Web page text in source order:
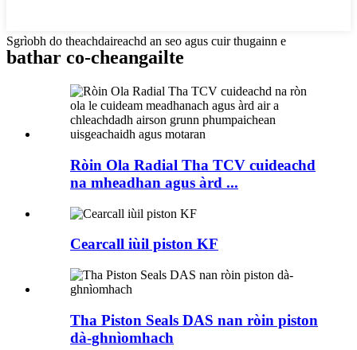
Sgrìobh do theachdaireachd an seo agus cuir thugainn e
bathar co-cheangailte
Ròin Ola Radial Tha TCV cuideachd
na mheadhan agus àrd ...
Cearcall iùil piston KF
Tha Piston Seals DAS nan ròin piston
dà-ghnìomhach